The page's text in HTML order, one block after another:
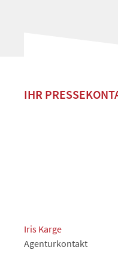
IHR
Iris Karge
Agenturkontakt